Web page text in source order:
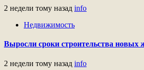
2 недели тому назад info
Недвижимость
Выросли сроки строительства новых
2 недели тому назад info